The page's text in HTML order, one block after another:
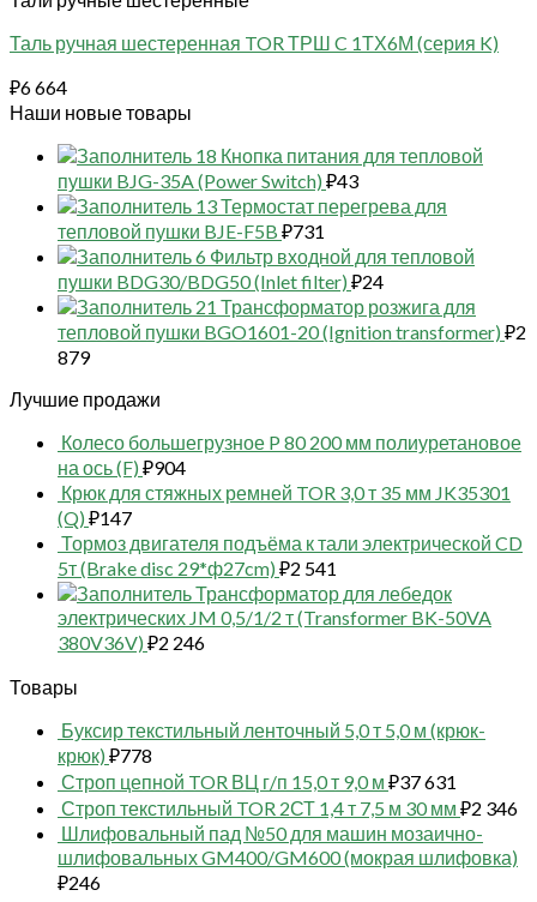
Таль ручная шестеренная TOR ТРШ C 1ТХ6М (серия K)
₽6 664
Наши новые товары
18 Кнопка питания для тепловой
пушки BJG-35A (Power Switch) ₽43
13 Термостат перегрева для
тепловой пушки BJE-F5B ₽731
6 Фильтр входной для тепловой
пушки BDG30/BDG50 (Inlet filter) ₽24
21 Трансформатор розжига для
тепловой пушки BGO1601-20 (Ignition transformer) ₽2
879
Лучшие продажи
Колесо большегрузное P 80 200 мм полиуретановое
на ось (F) ₽904
Крюк для стяжных ремней TOR 3,0 т 35 мм JK35301
(Q) ₽147
Тормоз двигателя подъёма к тали электрической CD
5т (Brake disc 29*ф27cm) ₽2 541
Трансформатор для лебедок
электрических JM 0,5/1/2 т (Transformer BK-50VA
380V36V) ₽2 246
Товары
Буксир текстильный ленточный 5,0 т 5,0 м (крюк-
крюк) ₽778
Строп цепной TOR ВЦ г/п 15,0 т 9,0 м ₽37 631
Строп текстильный TOR 2СТ 1,4 т 7,5 м 30 мм ₽2 346
Шлифовальный пад №50 для машин мозаично-
шлифовальных GM400/GM600 (мокрая шлифовка)
₽246